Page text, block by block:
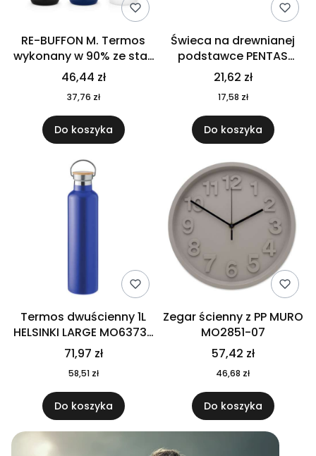
RE-BUFFON M. Termos
wykonany w 90% ze stali
nierdzewnej
pochodzącej z
recyklingu 520 ml 94294
46,44 zł
37,76 zł
Do koszyka
Świeca na drewnianej
podstawce PENTAS
MO6282-40
21,62 zł
17,58 zł
Do koszyka
Termos dwuścienny 1L
HELSINKI LARGE MO6373-
04
71,97 zł
58,51 zł
Do koszyka
Zegar ścienny z PP MURO
MO2851-07
57,42 zł
46,68 zł
Do koszyka